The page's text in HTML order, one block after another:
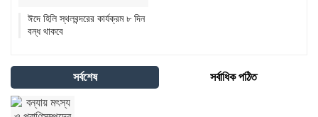
ঈদে হিলি স্থলবন্দরের কার্যক্রম ৮ দিন
বন্ধ থাকবে
সর্বশেষ সর্বাধিক পঠিত